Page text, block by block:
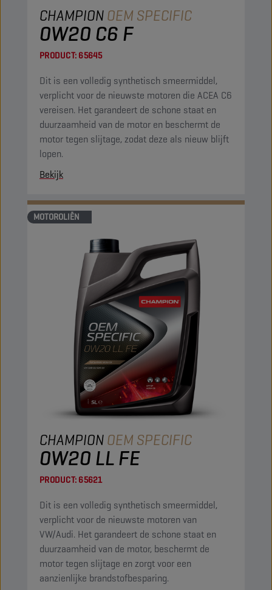
CHAMPIONOEM SPECIFIC
0W20 C6 F
PRODUCT: 65645
Dit is een volledig synthetisch smeermiddel,
verplicht voor de nieuwste motoren die ACEA C6
vereisen. Het garandeert de schone staat en
duurzaamheid van de motor en beschermt de
motor tegen slijtage, zodat deze als nieuw blijft
lopen.
Bekijk
MOTOROLIËN
CHAMPIONOEM SPECIFIC
0W20 LL FE
PRODUCT: 65621
Dit is een volledig synthetisch smeermiddel,
verplicht voor de nieuwste motoren van
VW/Audi. Het garandeert de schone staat en
duurzaamheid van de motor, beschermt de
motor tegen slijtage en zorgt voor een
aanzienlijke brandstofbesparing.